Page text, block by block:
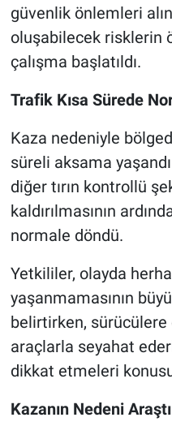
güvenlik önlemleri
oluşabilecek risklerin
çalışma başlatıldı.
Trafik Kısa Sürede
Kaza nedeniyle
süreli aksama
diğer tırın kontrollü
kaldırılmasının
normale döndü.
Yetkililer, olayda
yaşanmamasının
belirtirken, sürücülere
araçlarla seyahat
dikkat etmeleri
Kazanın Nedeni